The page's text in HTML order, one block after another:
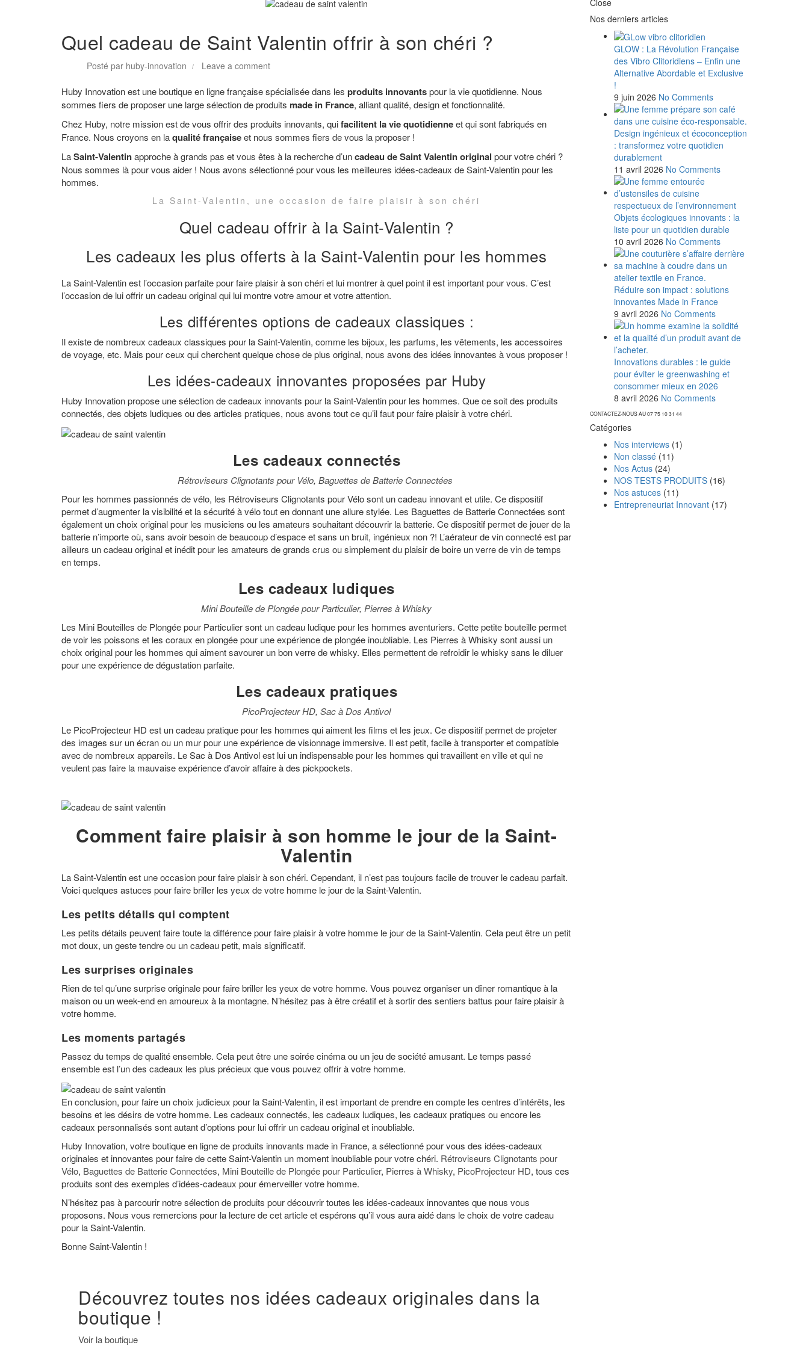
Quel cadeau de Saint Valentin offrir à son chéri ?
Posté par huby-innovation Leave a comment
Huby Innovation est une boutique en ligne française spécialisée dans les produits innovantspour la vie quotidienne. Nous
sommes fiers de proposer une large sélection de produits made in France, alliant qualité, design et fonctionnalité.
Chez Huby, notre mission est de vous offrir des produits innovants, quifacilitent la vie quotidienneet qui sont fabriqués en
France. Nous croyons en laqualité françaiseet nous sommes fiers de vous la proposer !
LaSaint-Valentinapproche à grands pas et vous êtes à la recherche d’uncadeau de Saint Valentin original pour votre chéri ?
Nous sommes là pour vous aider ! Nous avons sélectionné pour vous les meilleures idées-cadeaux de Saint-Valentin pour les
hommes.
La Saint-Valentin, une occasion de faire plaisir à son chéri
Quel cadeau offrir à la Saint-Valentin ?
Les cadeaux les plus offerts à la Saint-Valentin pour les hommes
La Saint-Valentin est l’occasion parfaite pour faire plaisir à son chéri et lui montrer à quel point il est important pour vous. C’est
l’occasion de lui offrir un cadeau original qui lui montre votre amour et votre attention.
Les différentes options de cadeaux classiques :
Il existe de nombreux cadeaux classiques pour la Saint-Valentin, comme les bijoux, les parfums, les vêtements, les accessoires
de voyage, etc. Mais pour ceux qui cherchent quelque chose de plus original, nous avons des idées innovantes à vous proposer !
Les idées-cadeaux innovantes proposées par Huby
Huby Innovation propose une sélection de cadeaux innovants pour la Saint-Valentin pour les hommes. Que ce soit des produits
connectés, des objets ludiques ou des articles pratiques, nous avons tout ce qu’il faut pour faire plaisir à votre chéri.
Les cadeaux connectés
Rétroviseurs Clignotants pour Vélo,Baguettes de Batterie Connectées
Pour les hommes passionnés de vélo, les Rétroviseurs Clignotants pour Vélo sont un cadeau innovant et utile. Ce dispositif
permet d’augmenter la visibilité et la sécurité à vélo tout en donnant une allure stylée. Les Baguettes de Batterie Connectées sont
également un choix original pour les musiciens ou les amateurs souhaitant découvrir la batterie. Ce dispositif permet de jouer de la
batterie n’importe où, sans avoir besoin de beaucoup d’espace et sans un bruit, ingénieux non ?! L’aérateur de vin connecté est par
ailleurs un cadeau original et inédit pour les amateurs de grands crus ou simplement du plaisir de boire un verre de vin de temps
en temps.
Les cadeaux ludiques
Mini Bouteille de Plongée pour Particulier, Pierres à Whisky
Les Mini Bouteilles de Plongée pour Particulier sont un cadeau ludique pour les hommes aventuriers. Cette petite bouteille permet
de voir les poissons et les coraux en plongée pour une expérience de plongée inoubliable. Les Pierres à Whisky sont aussi un
choix original pour les hommes qui aiment savourer un bon verre de whisky. Elles permettent de refroidir le whisky sans le diluer
pour une expérience de dégustation parfaite.
Les cadeaux pratiques
PicoProjecteur HD,Sac à Dos Antivol
Le PicoProjecteur HD est un cadeau pratique pour les hommes qui aiment les films et les jeux. Ce dispositif permet de projeter
des images sur un écran ou un mur pour une expérience de visionnage immersive. Il est petit, facile à transporter et compatible
avec de nombreux appareils. Le Sac à Dos Antivol est lui un indispensable pour les hommes qui travaillent en ville et qui ne
veulent pas faire la mauvaise expérience d’avoir affaire à des pickpockets.
Comment faire plaisir à son homme le jour de la Saint-
Valentin
La Saint-Valentin est une occasion pour faire plaisir à son chéri. Cependant, il n’est pas toujours facile de trouver le cadeau parfait.
Voici quelques astuces pour faire briller les yeux de votre homme le jour de la Saint-Valentin.
Les petits détails qui comptent
Les petits détails peuvent faire toute la différence pour faire plaisir à votre homme le jour de la Saint-Valentin. Cela peut être un petit
mot doux, un geste tendre ou un cadeau petit, mais significatif.
Les surprises originales
Rien de tel qu’une surprise originale pour faire briller les yeux de votre homme. Vous pouvez organiser un dîner romantique à la
maison ou un week-end en amoureux à la montagne. N’hésitez pas à être créatif et à sortir des sentiers battus pour faire plaisir à
votre homme.
Les moments partagés
Passez du temps de qualité ensemble. Cela peut être une soirée cinéma ou un jeu de société amusant. Le temps passé
ensemble est l’un des cadeaux les plus précieux que vous pouvez offrir à votre homme.
En conclusion, pour faire un choix judicieux pour la Saint-Valentin, il est important de prendre en compte les centres d’intérêts, les
besoins et les désirs de votre homme. Les cadeaux connectés, les cadeaux ludiques, les cadeaux pratiques ou encore les
cadeaux personnalisés sont autant d’options pour lui offrir un cadeau original et inoubliable.
Huby Innovation, votre boutique en ligne de produits innovants made in France, a sélectionné pour vous des idées-cadeaux
originales et innovantes pour faire de cette Saint-Valentin un moment inoubliable pour votre chéri. Rétroviseurs Clignotants pour
Vélo, Baguettes de Batterie Connectées, Mini Bouteille de Plongée pour Particulier, Pierres à Whisky, PicoProjecteur HD, tous ces
produits sont des exemples d’idées-cadeaux pour émerveiller votre homme.
N’hésitez pas à parcourir notre sélection de produits pour découvrir toutes les idées-cadeaux innovantes que nous vous
proposons. Nous vous remercions pour la lecture de cet article et espérons qu’il vous aura aidé dans le choix de votre cadeau
pour la Saint-Valentin.
Bonne Saint-Valentin !
Découvrez toutes nos idées cadeaux originales dans la
boutique !
Voir la boutique
Close
Nos derniers articles
GLOW : La Révolution Française
des Vibro Clitoridiens – Enfin une
Alternative Abordable et Exclusive
!
9 juin 2026 No Comments
Design ingénieux et écoconception
: transformez votre quotidien
durablement
11 avril 2026 No Comments
Objets écologiques innovants : la
liste pour un quotidien durable
10 avril 2026 No Comments
Réduire son impact : solutions
innovantes Made in France
9 avril 2026 No Comments
Innovations durables : le guide
pour éviter le greenwashing et
consommer mieux en 2026
8 avril 2026 No Comments
CONTACTEZ-NOUS AU 07 75 10 31 44
Catégories
Nos interviews(1)
Non classé(11)
Nos Actus(24)
NOS TESTS PRODUITS(16)
Nos astuces(11)
Entrepreneuriat Innovant(17)